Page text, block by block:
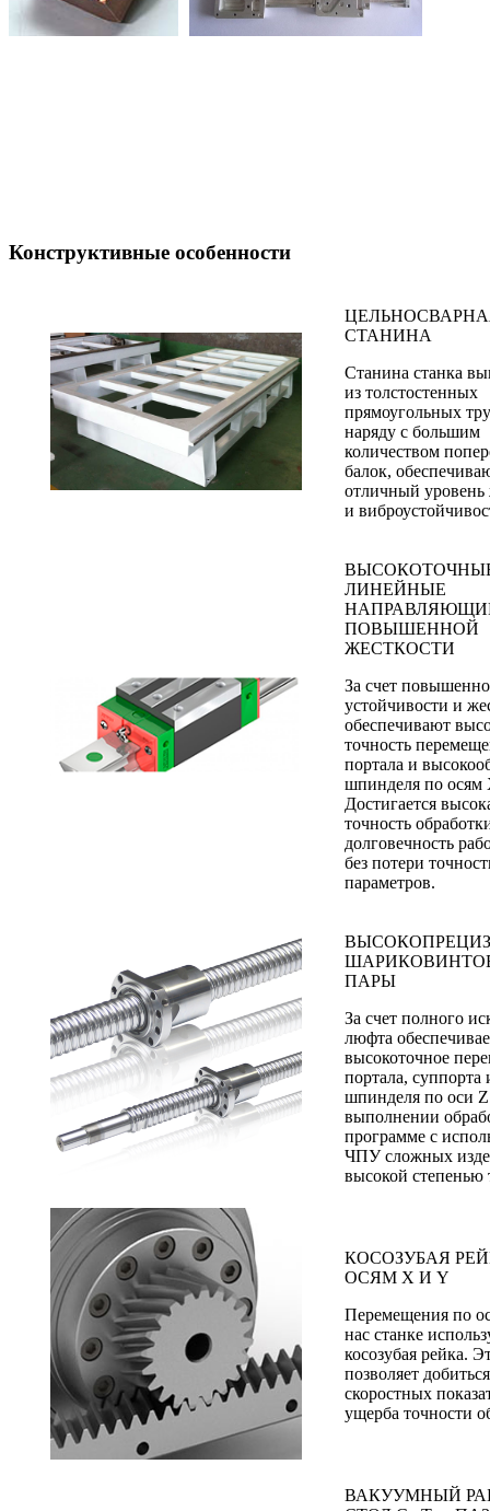
Конструктивные особенности
СТАНИНА
Станина станка
из толстостенных
прямоугольных
наряду с большим
количеством
балок,
отличный уровень
и
ЛИНЕЙНЫЕ
ПОВЫШЕННОЙ
ЖЕСТКОСТИ
За счет
устойчивости и
обеспечивают
точность
портала и
шпинделя по осям
Достигается
точность
долговечность
без потери
параметров.
ПАРЫ
За счет полного
люфта
высокоточное
портала, суппорта
шпинделя по оси
выполнении
программе с
ЧПУ сложных
высокой степенью
КОСОЗУБАЯ
ОСЯМ Х И Y
Перемещения по
нас станке
косозубая рейка.
позволяет
скоростных
ущерба точности
ВАКУУМНЫЙ